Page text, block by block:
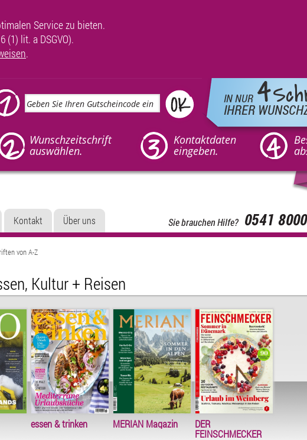
Service zu bieten.
lit. a DSGVO).
.
IN NUR 4
IHRER
Wunschzeitschrift
auswählen.
Kontaktdaten
eingeben.
Sie brauchen Hilfe? 0541
Kontakt Über uns
von A-Z
Kultur + Reisen
essen & trinken MERIAN Magazin DER
FEINSCHMECKER